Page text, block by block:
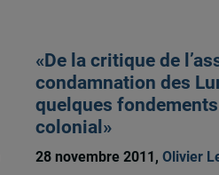
«De la critique de
condamnation des
quelques
colonial»
28 novembre 2011, Olivier